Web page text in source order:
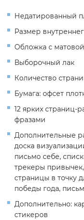
Недатированный
Размер
Обложка с
Выборочный лак
Количество
Бумага: офсет
12 ярких страниц-
фразами
Дополнительные
доска
письмо себе,
трекеры
страницы в точку
победы года,
Дополнительно:
стикеров